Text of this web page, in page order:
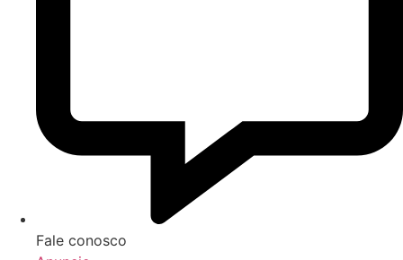
Fale conosco